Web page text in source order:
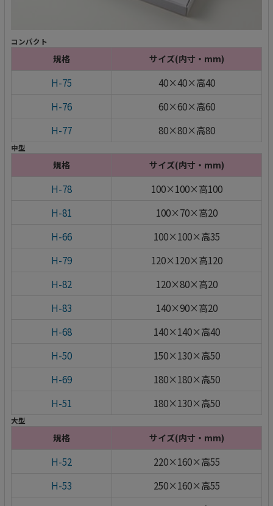
コンパクト
規格 サイズ(内寸・mm)
H-75
40×40×高40
H-76
60×60×高60
H-77
80×80×高80
中型
規格 サイズ(内寸・mm)
H-78
100×100×高100
H-81
100×70×高20
H-66
100×100×高35
H-79
120×120×高120
H-82
120×80×高20
H-83
140×90×高20
H-68
140×140×高40
H-50
150×130×高50
H-69
180×180×高50
H-51
180×130×高50
大型
規格 サイズ(内寸・mm)
H-52
220×160×高55
H-53
250×160×高55